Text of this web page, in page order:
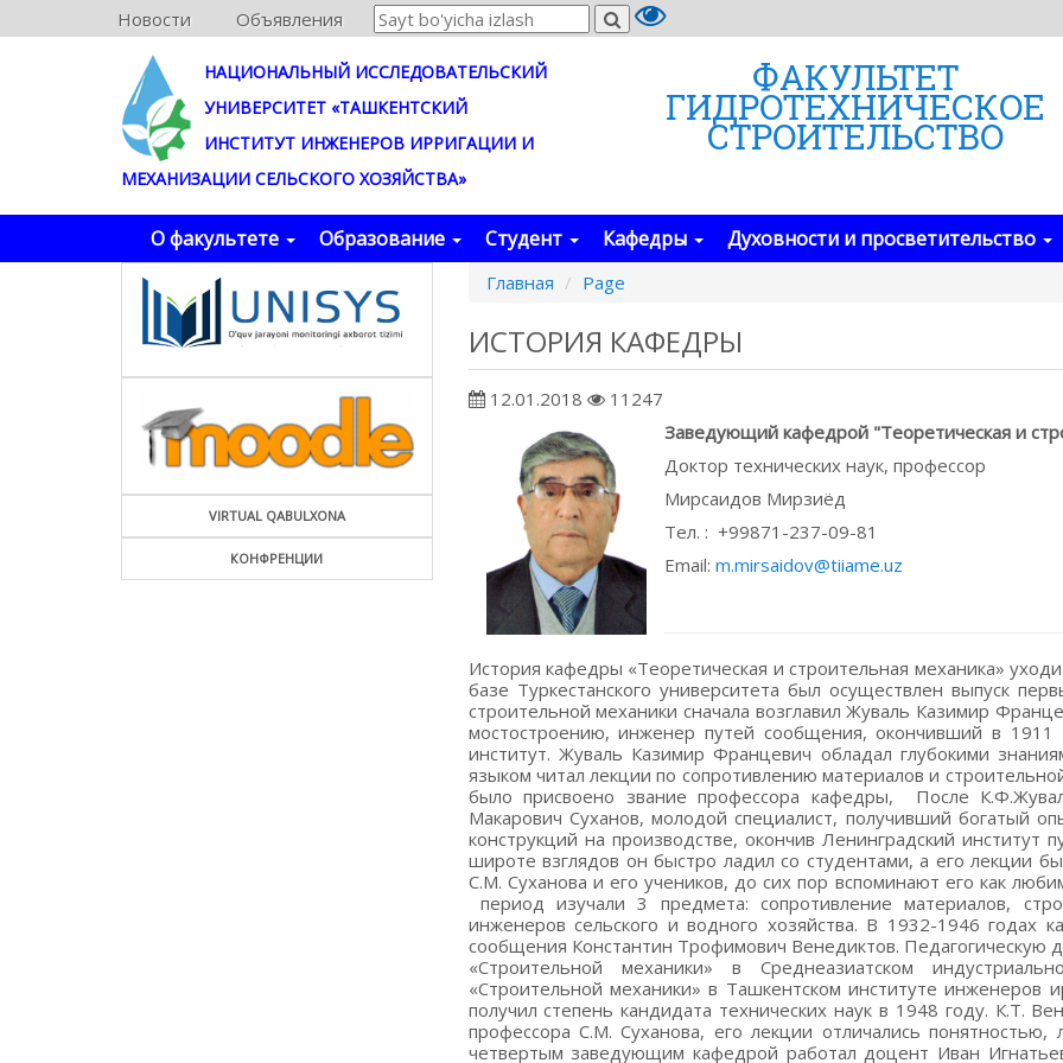
Новости Объявления
НАЦИОНАЛЬНЫЙ ИССЛЕДОВАТЕЛЬСКИЙ
УНИВЕРСИТЕТ «ТАШКЕНТСКИЙ
ИНСТИТУТ ИНЖЕНЕРОВ ИРРИГАЦИИ И
МЕХАНИЗАЦИИ СЕЛЬСКОГО ХОЗЯЙСТВА»
ФАКУЛЬТЕТ
ГИДРОТЕХНИЧЕСКОE
СТРОИТЕЛЬСТВО
О факультете Образование Студент Кафедры Духовности и просветительство
VIRTUAL QABULXONA
КОНФРЕНЦИИ
Главная Page
ИСТОРИЯ КАФЕДРЫ
12.01.2018 11247
Заведующий кафедрой "Теоретическая и
Доктор технических наук, профессор
Мирсаидов Мирзиёд
Тел. : +99871-237-09-81
Email: m.mirsaidov@tiiame.uz
История кафедры «Теоретическая и строительная механика» уходит своими корнями в далекий 1923 год, когда на базе Туркестанского университета был осуществлен выпуск первых 16 специалистов гидротехников. Кафедру строительной механики сначала возглавил Жуваль Казимир Францевич, высококвалифицированный специалист по мостостроению, инженер путей сообщения, окончивший в 1911 году Санкт-Петербургский железнодорожный институт. Жуваль Казимир Францевич обладал глубокими знаниями и богатым опытом, простым и доступным языком читал лекции по сопротивлению материалов и строительной механике на высоком уровне. В 1933 году ему было присвоено звание профессора кафедры, После К.Ф.Жуваля кафедру до 1932 года возглавил Семен Макарович Суханов, молодой специалист, получивший богатый опыт строительной механики и железобетонных конструкций на производстве, окончив Ленинградский институт путей сообщения в 1924 году. Благодаря своей широте взглядов он быстро ладил со студентами, а его лекции были понятными и интересными. Люди, знавшие С.М. Суханова и его учеников, до сих пор вспоминают его как любимого учителя и близкого друга. Студенты в тот период изучали 3 предмета: сопротивление материалов, строительная механика и теория упругости для инженеров сельского и водного хозяйства. В 1932-1946 годах кафедрой руководил инженер-строитель путей сообщения Константин Трофимович Венедиктов. Педагогическую деятельность начал в 1932 году с преподавания «Строительной механики» в Среднеазиатском индустриальном институте, затем заведовал кафедрой «Строительной механики» в Ташкентском институте инженеров ирригации и механизации сельского хозяйства, получил степень кандидата технических наук в 1948 году. К.Т. Венедиктов продолжил педагогические традиции профессора С.М. Суханова, его лекции отличались понятностью, логичностью и точностью. В 1959-1976 годах четвертым заведующим кафедрой работал доцент Иван Игнатьевич Грибанов. Под его руководством кафедра «Строительная механика» продолжила свое развитие. В этот период увеличилось количество учителей, улучшилось качество работы, углубилось содержание занятий. Иван Игнатьевич приложил немало усилий для организации на кафедре лаборатории испытаний материалов. Благодаря его энтузиазму была возрождена научная работа коллектива кафедры и улучшен учебный процесс. В 1976-1980 годах кафедру возглавлял доцент Владимир Николаевич Фролов. Он окончил Ташкентский институт железнодорожного транспорта в 1958 году и был инженером, получившим большой практический опыт на производстве. Пришел на кафедру ассистентом в 1961 году и начал научную работу под руководством И.И.Грибанова, в 1968 г. получил ученую степень кандидата технических наук. В 1980-1991 годах заведующим кафедрой был доцент Абдулла Остонович Курбанов. В 1970 году окончил гидромелиоративный факультет Ташкентского института инженеров ирригации и механизации сельского хозяйства и начал работать ассистентом кафедры. В 1973-1975 годах окончил аспирантуру лаборатории «Гидротехнические сооружении» бывшего Всесоюзного научно-исследовательского института «ВОДГЕО». А. О. Курбанов проделал большую работу по улучшению методической работы кафедры и условий труда сотрудников. Кафедра «Теоретическая механика» была создана в институте в 1946 г., до 1949 г. ее возглавлял доцент Н.А. Саларов, в 1949-1968 гг. - доцент М.Г. Клебанский, в 1968-1978 гг. - доцент Д.Г.Мавлянова. Руководителями кафедры были доценты Л. И. Толипова, У. Мамбетов, а в 1989-1997 годах - профессор К. Латыпов и в 1997-2000 годах - профессор Г.Ш. Зокиров. В 2000-2004 годах кафедрой «Теоретическая механика» руководил доцент К. Хусанов. В 1991 году заведующим кафедрой «Строительная механика» был избран доктор технических наук, профессор Мирзиёд Мирсаидович Мирсаидов, который по настоящее время является заведующим кафедрой «Теоретическая и строительная механика». М. Мирсаидов окончил Ташкентский политехнический институт в 1971 году по специальности инженер-механик, а в 1986 году Ташкентский государственный университет по специальности математик. В 1971 году начал трудовую деятельность в Институте механики и сейсмостойкости сооружении Академии наук Узбекистана, начиная с должности инженера и заканчивая должностью заведующего лабораторией этого института. В 1973-1976 годах учился в аспирантуре на кафедре «Механика» Московского института электронного машиностроения, а в 1976 году защитил кандидатскую диссертацию на соискание ученой степени кандидата физико-математических наук по специальности «Механика деформируемого твердого тела» на Ученом совете этого же института. В 1986 году защитил докторскую диссертацию на соискание ученой степени доктора технических наук на Научном совете при Президиуме Сибирского отделения Академии наук бывшего СССР (г. Новосибирск) по той же специальности. М.Мирсаидов получил звание профессора в 1991 году. В 2004 году к кафедре “Строительная механика” присоединилась кафедра “Теоретическая механика”, с этого года и по настоящее время кафедра носит название “Теоретическая и строительная механика” В 2017 году Мирсаидов М.М. избран академиком АН Республики Узбекистан. М. Мирсаидов – один из известных ученых, имеющий свою научную школу, внесший значительный вклад в теорию и практику направлений как «Механика деформируемого твердого тела» и «Динамика конструкций». Научные результаты, полученные М.Мирсаидовым и его учениками в таких областях как «Механика деформируемого твердого тела» и «Динамика гидротехнических сооружений», разработанные теории и методы составляют основу многих перспективных новых научных направлений, имеющих большое научное значение в науке о механике. Под научным руководством М.Мирсаидова подготовлено 17 кандидатов наук, 4 доктора наук, которые в настоящее время работают в